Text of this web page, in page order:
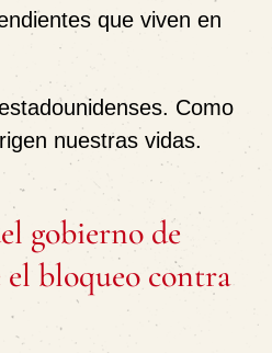
que viven en
Como
nuestras vidas.
gobierno de
bloqueo contra